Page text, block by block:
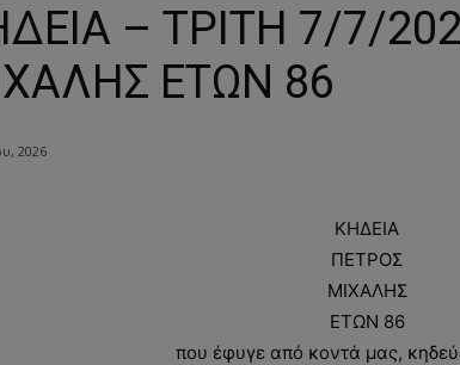
– ΤΡΙΤΗ 7/7/
ΕΤΩΝ 86
2026
ΚΗΔΕΙΑ
ΠΕΤΡΟΣ
ΜΙΧΑΛΗΣ
ΕΤΩΝ 86
που έφυγε από κοντά μας,